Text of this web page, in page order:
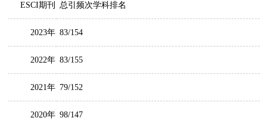
ESCI期刊 总引频次学科排名
2023年 83/154
2022年 83/155
2021年 79/152
2020年 98/147